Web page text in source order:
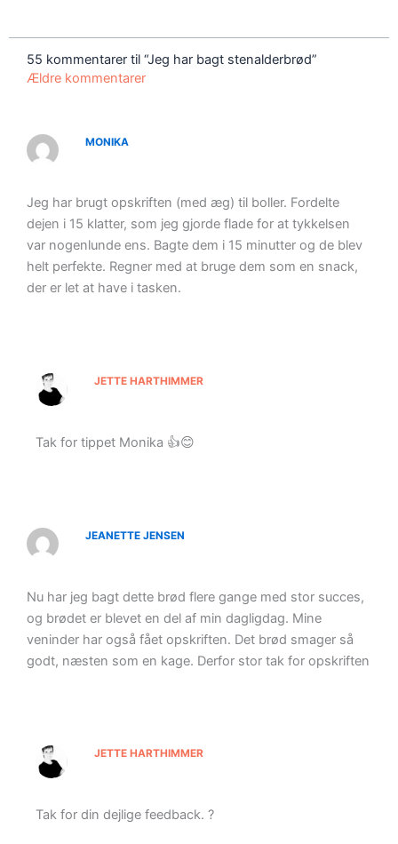
55 kommentarer til “Jeg har bagt stenalderbrød”
Ældre kommentarer
MONIKA
Jeg har brugt opskriften (med æg) til boller. Fordelte
dejen i 15 klatter, som jeg gjorde flade for at tykkelsen
var nogenlunde ens. Bagte dem i 15 minutter og de blev
helt perfekte. Regner med at bruge dem som en snack,
der er let at have i tasken.
JETTE HARTHIMMER
Tak for tippet Monika 👍😊
JEANETTE JENSEN
Nu har jeg bagt dette brød flere gange med stor succes,
og brødet er blevet en del af min dagligdag. Mine
veninder har også fået opskriften. Det brød smager så
godt, næsten som en kage. Derfor stor tak for opskriften
JETTE HARTHIMMER
Tak for din dejlige feedback. ?